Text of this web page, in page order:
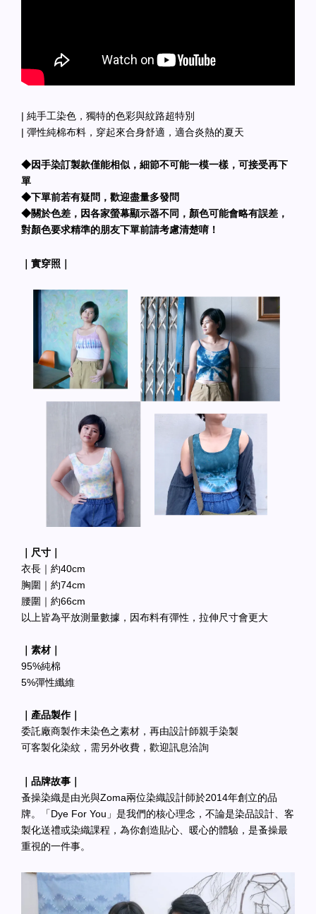
| 純手工染色，獨特的色彩與紋路超特別
| 彈性純棉布料，穿起來合身舒適，適合炎熱的夏天
◆因手染訂製款僅能相似，細節不可能一模一樣，可接受再下
單
◆下單前若有疑問，歡迎盡量多發問
◆關於色差，因各家螢幕顯示器不同，顏色可能會略有誤差，
對顏色要求精準的朋友下單前請考慮清楚唷！
｜實穿照｜
｜尺寸｜
衣長｜約40cm
胸圍｜約74cm
腰圍｜約66cm
以上皆為平放測量數據，因布料有彈性，拉伸尺寸會更大
｜素材｜
95%純棉
5%彈性纖維
｜產品製作｜
委託廠商製作未染色之素材，再由設計師親手染製
可客製化染紋，需另外收費，歡迎訊息洽詢
｜品牌故事｜
蚤操染織是由光與Zoma兩位染織設計師於2014年創立的品
牌。「Dye For You」是我們的核心理念，不論是染品設計、客
製化送禮或染織課程，為你創造貼心、暖心的體驗，是蚤操最
重視的一件事。